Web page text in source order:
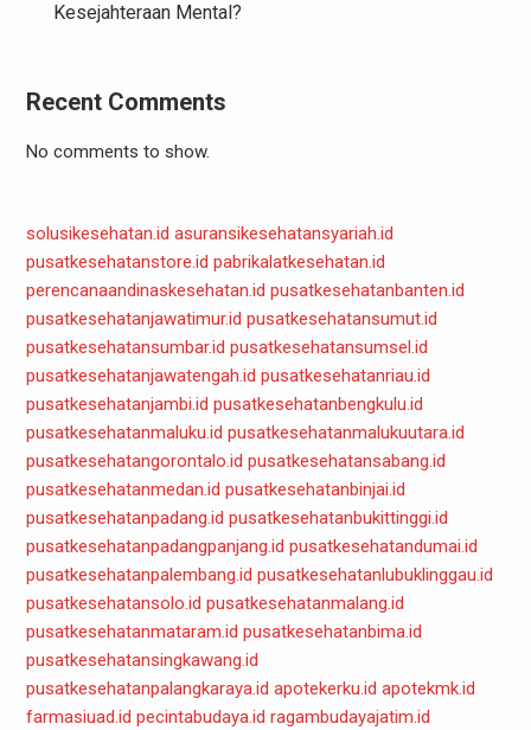
Kesejahteraan Mental?
Recent Comments
No comments to show.
solusikesehatan.id asuransikesehatansyariah.id
pusatkesehatanstore.id pabrikalatkesehatan.id
perencanaandinaskesehatan.id pusatkesehatanbanten.id
pusatkesehatanjawatimur.id pusatkesehatansumut.id
pusatkesehatansumbar.id pusatkesehatansumsel.id
pusatkesehatanjawatengah.id pusatkesehatanriau.id
pusatkesehatanjambi.id pusatkesehatanbengkulu.id
pusatkesehatanmaluku.id pusatkesehatanmalukuutara.id
pusatkesehatangorontalo.id pusatkesehatansabang.id
pusatkesehatanmedan.id pusatkesehatanbinjai.id
pusatkesehatanpadang.id pusatkesehatanbukittinggi.id
pusatkesehatanpadangpanjang.id pusatkesehatandumai.id
pusatkesehatanpalembang.id pusatkesehatanlubuklinggau.id
pusatkesehatansolo.id pusatkesehatanmalang.id
pusatkesehatanmataram.id pusatkesehatanbima.id
pusatkesehatansingkawang.id
pusatkesehatanpalangkaraya.id apotekerku.id apotekmk.id
farmasiuad.id pecintabudaya.id ragambudayajatim.id